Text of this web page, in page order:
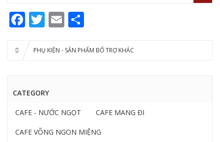
Facebook
Twitter
Email
PHỤ KIỆN - SẢN PHẨM BỔ TRỢ KHÁC
CATEGORY
CAFE - NƯỚC NGỌT CAFE MANG ĐI
CAFE VÕNG NGON MIỆNG